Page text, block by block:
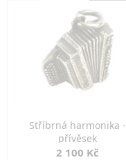
Stříbrná harmonika -
přívěsek
2 100 Kč